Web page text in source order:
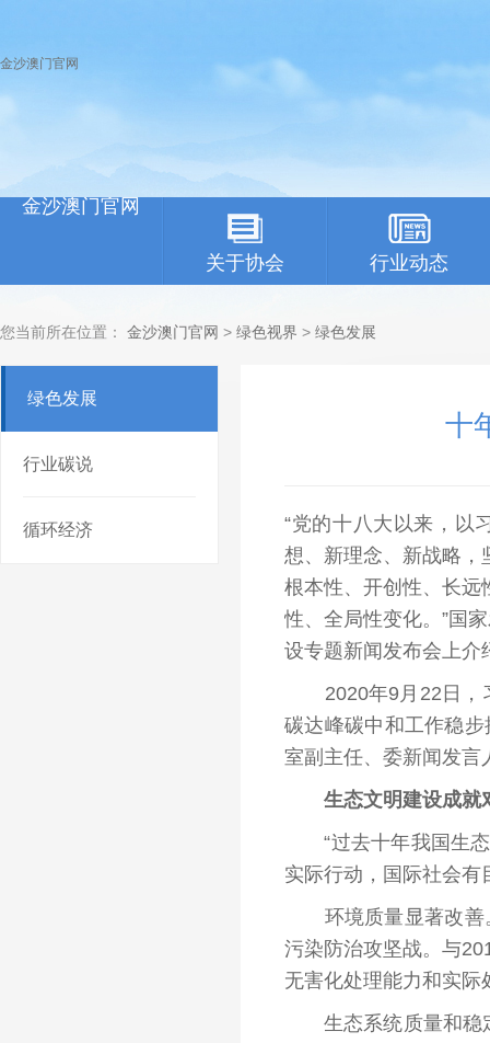
金沙澳门官网
金沙澳门官网
关于协会 行业动态
您当前所在位置： 金沙澳门官网 > 绿色视界 > 绿色发展
绿色发展
行业碳说
循环经济
十
“党的十八大以来，以
想、新理念、新战略，
根本性、开创性、长远
性、全局性变化。”国
设专题新闻发布会上介
2020年9月22日，习
碳达峰碳中和工作稳步
室副主任、委新闻发言
生态文明建设成就
“过去十年我国生态
实际行动，国际社会有
环境质量显著改善。
污染防治攻坚战。与
无害化处理能力和实
生态系统质量和稳定